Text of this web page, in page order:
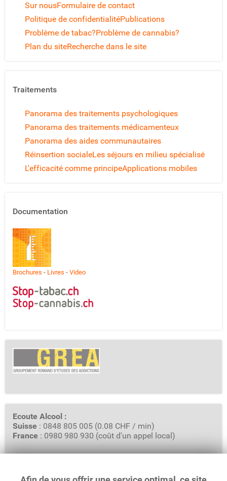
Sur nousFormulaire de contact
Politique de confidentialitéPublications
Problème de tabac?Problème de cannabis?
Plan du siteRecherche dans le site
Traitements
Panorama des traitements psychologiques
Panorama des traitements médicamenteux
Panorama des aides communautaires
Réinsertion socialeLes séjours en milieu spécialisé
L'efficacité comme principeApplications mobiles
Documentation
Brochures - Livres - Video
Ecoute Alcool :
Suisse : 0848 805 005 (0.08 CHF / min)
France : 0980 980 930 (coût d'un appel local)